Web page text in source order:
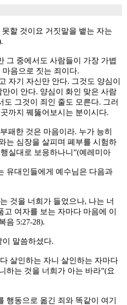
할 것이요 거짓말을 뱉는 자는
그 중에서도 사람들이 가장 가볍
음으로 짓는 죄이다.
자기 자신만 안다. 그것도 양심이
이 안다. 양심이 화인 맞은 사람
도 그것이 죄인 줄도 모른다. 그러
까지 꿰뚫어보시는 분이시다.
패한 것은 마음이라. 누가 능히
는 심장을 살피며 폐부를 시험하
실대로 보응하나니”(예레미아
유대인들에게 예수님은 다음과
것을 너희가 들었으나, 나는 너
여자를 보는 자마다 마음에 이
음 5:27-28).
말씀하셨다.
살인하는 자니 살인하는 자마다
하는 것을 너희가 아는 바라”(요
행동으로 옮긴 죄와 똑같이 여기